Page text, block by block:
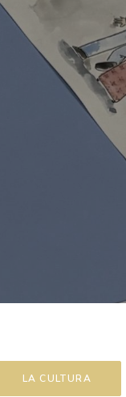
LA CULTURA